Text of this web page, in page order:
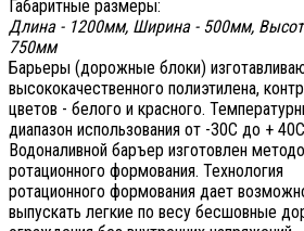
Габаритные размеры:
Длина - 1200мм, Ширина - 500мм,
750мм
Барьеры (дорожные блоки)
высококачественного полиэтилена,
цветов - белого и красного.
диапазон использования от -30С до +
Водоналивной баръер изготовлен
ротационного формования. Технология
ротационного формования дает
выпускать легкие по весу бесшовные